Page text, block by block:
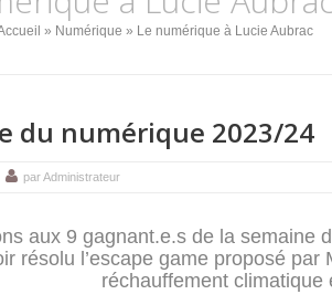
» Numérique » Le numérique à Lucie Aubrac
du numérique 2023/24
par Administrateur
aux 9 gagnant.e.s de la semaine
résolu l’escape game proposé
réchauffement climatique